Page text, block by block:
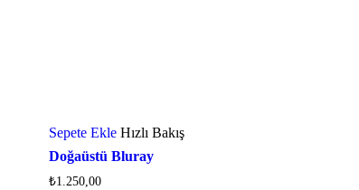
Sepete Ekle Hızlı Bakış
Doğaüstü Bluray
₺1.250,00